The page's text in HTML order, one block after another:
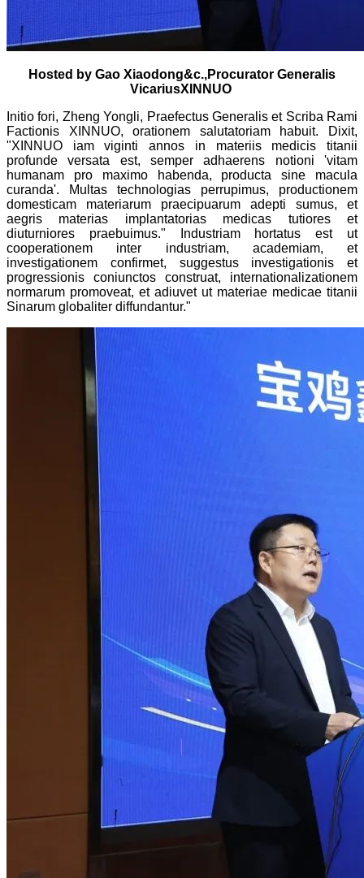
Hosted by Gao Xiaodong&c.,Procurator Generalis
VicariusXINNUO
Initio fori, Zheng Yongli, Praefectus Generalis et Scriba Rami
Factionis XINNUO, orationem salutatoriam habuit. Dixit,
"XINNUO iam viginti annos in materiis medicis titanii
profunde versata est, semper adhaerens notioni 'vitam
humanam pro maximo habenda, producta sine macula
curanda'. Multas technologias perrupimus, productionem
domesticam materiarum praecipuarum adepti sumus, et
aegris materias implantatorias medicas tutiores et
diuturniores praebuimus." Industriam hortatus est ut
cooperationem inter industriam, academiam, et
investigationem confirmet, suggestus investigationis et
progressionis coniunctos construat, internationalizationem
normarum promoveat, et adiuvet ut materiae medicae titanii
Sinarum globaliter diffundantur."